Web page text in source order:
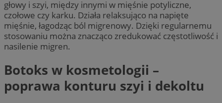
głowy i szyi, między innymi w mięśnie potyliczne,
czołowe czy karku. Działa relaksująco na napięte
mięśnie, łagodząc ból migrenowy. Dzięki regularnemu
stosowaniu można znacząco zredukować częstotliwość i
nasilenie migren.
Botoks w kosmetologii –
poprawa konturu szyi i dekoltu